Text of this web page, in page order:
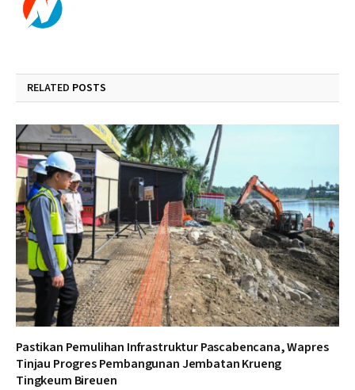
RELATED POSTS
Pastikan Pemulihan Infrastruktur Pascabencana, Wapres
Tinjau Progres Pembangunan Jembatan Krueng
Tingkeum Bireuen